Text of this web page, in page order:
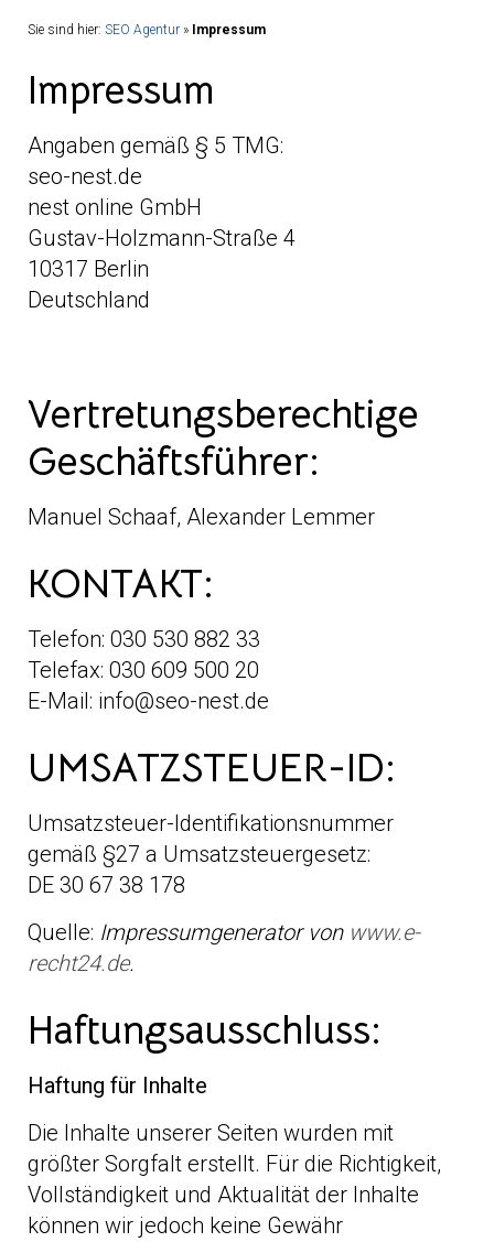
Sie sind hier: SEO Agentur » Impressum
Impressum
Angaben gemäß § 5 TMG:
seo-nest.de
nest online GmbH
Gustav-Holzmann-Straße 4
10317 Berlin
Deutschland
Vertretungsberechtige
Geschäftsführer:
Manuel Schaaf, Alexander Lemmer
KONTAKT:
Telefon: 030 530 882 33
Telefax: 030 609 500 20
E-Mail: info@seo-nest.de
UMSATZSTEUER-ID:
Umsatzsteuer-Identifikationsnummer
gemäß §27 a Umsatzsteuergesetz:
DE 30 67 38 178
Quelle: Impressumgenerator von www.e-
recht24.de.
Haftungsausschluss:
Haftung für Inhalte
Die Inhalte unserer Seiten wurden mit
größter Sorgfalt erstellt. Für die Richtigkeit,
Vollständigkeit und Aktualität der Inhalte
können wir jedoch keine Gewähr